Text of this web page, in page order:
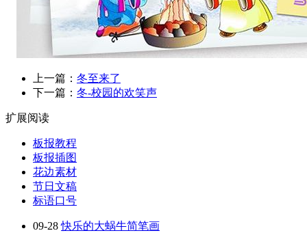
上一篇： 冬至来了
下一篇： 冬-校园的欢笑声
扩展阅读
板报教程
板报插图
花边素材
节日文稿
标语口号
09-28快乐的大蜗牛简笔画